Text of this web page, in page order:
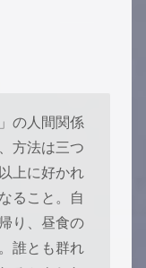
の人間関係
方法は三つ
上に好かれ
ること。自
り、昼食の
誰とも群れ